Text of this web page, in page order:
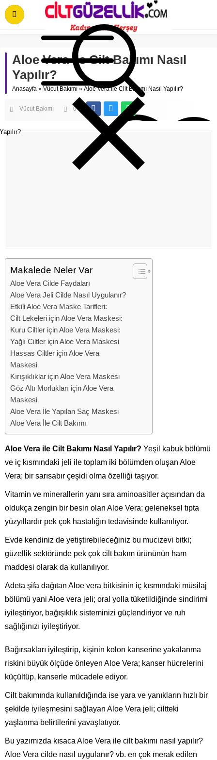
Aloe Vera İle Cilt Bakımı Nasıl
Yapılır?
Anasayfa » Vücut Bakımı » Aloe Vera İle Cilt Bakımı Nasıl Yapılır?
Vücut Bakımı 0
Makalede Neler Var
Aloe Vera Cilde Faydaları
Aloe Vera Jeli Cilde Nasıl Uygulanır?
Etkili Aloe Vera Maske Tarifleri:
Cilt Lekeleri için Aloe Vera Maskesi:
Kuru Ciltler için Aloe Vera Maskesi:
Yağlı Ciltler için Aloe Vera Maskesi
Hassas Ciltler için Aloe Vera
Maskesi
Kırışıklıklar için Aloe Vera Maskesi
Göz Altı Morlukları için Aloe Vera
Maskesi
Aloe Vera İle Yapılan Saç Maskesi
Aloe Vera İle Cilt Bakımı
Aloe Vera ile Cilt Bakımı Nasıl Yapılır? Yeşil kabuk bölümü
ve iç kısmındaki jeli ile toplam iki bölümden oluşan Aloe
Vera; bir sarısabır çeşidi olma özelliği taşıyor.
Vitamin ve minerallerin yanı sıra aminoasitler açısından da
oldukça zengin bir besin olan Aloe Vera; geleneksel tıpta
yüzyıllardır pek çok hastalığın tedavisinde kullanılıyor.
Evde kendiniz de yetiştirebileceğiniz bu mucizevi bitki;
güzellik sektöründe pek çok cilt bakım ürününün ham
maddesi olarak da kullanılıyor.
Adeta şifa dağıtan Aloe vera bitkisinin iç kısmındaki müsilaj
bölümü yani Aloe vera jeli; oral yolla tüketildiğinde sindirimi
iyileştiriyor, bağışıklık sisteminizi güçlendiriyor ve ruh
sağlığınızı iyileştiriyor.
Bağırsakları iyileştirip, kişinin kolon kanserine yakalanma
riskini büyük ölçüde önleyen Aloe Vera; kanser hücrelerini
küçültüp, kanserle mücadele ediyor.
Cilt bakımında kullanıldığında ise yara ve yanıkların hızlı bir
şekilde iyileşmesini sağlayan Aloe Vera jeli; ciltteki
yaşlanma belirtilerini yavaşlatıyor.
Bu yazımızda kısaca Aloe Vera ile cilt bakımı nasıl yapılır?
Aloe Vera cilde nasıl uygulanır? vb. en çok merak edilen